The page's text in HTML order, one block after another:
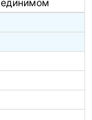
единимом